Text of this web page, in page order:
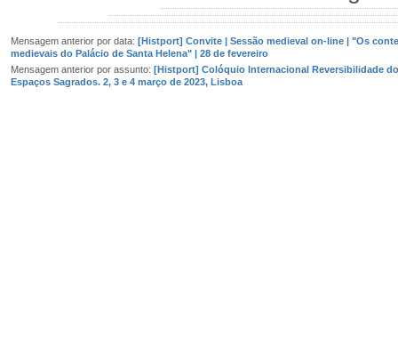
Mensagem anterior por data: [Histport] Convite | Sessão medieval on-line | "Os
medievais do Palácio de Santa Helena" | 28 de fevereiro
Mensagem anterior por assunto: [Histport] Colóquio Internacional Reversibilidade
Espaços Sagrados. 2, 3 e 4 março de 2023, Lisboa